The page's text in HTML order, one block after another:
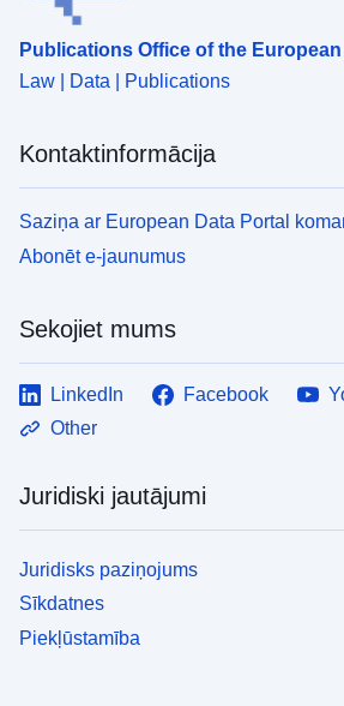
Publications Office of the
Law | Data | Publications
Kontaktinformācija
Saziņa ar European Data Portal
Abonēt e-jaunumus
Sekojiet mums
LinkedIn Facebook
Other
Juridiski jautājumi
Juridisks paziņojums
Sīkdatnes
Piekļūstamība